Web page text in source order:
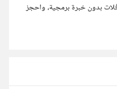
بدون خبرة برمجية، واحجز